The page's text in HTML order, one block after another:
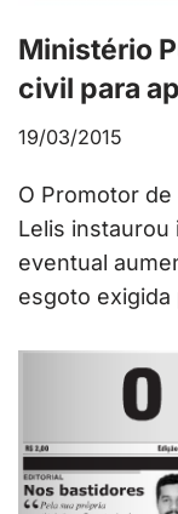
Ministério
civil para
19/03/2015
O Promotor
Lelis instaurou
eventual
esgoto